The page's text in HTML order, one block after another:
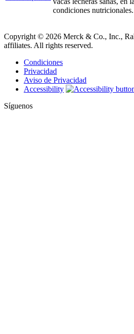
condiciones nutricionales.
Copyright © 2026 Merck & Co., Inc.,
affiliates. All rights reserved.
Condiciones
Privacidad
Aviso de Privacidad
Accessibility
Síguenos